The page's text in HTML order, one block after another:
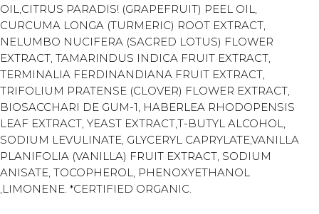
OIL,CITRUS PARADIS! (GRAPEFRUIT) PEEL OIL,
CURCUMA LONGA (TURMERIC) ROOT EXTRACT,
NELUMBO NUCIFERA (SACRED LOTUS) FLOWER
EXTRACT, TAMARINDUS INDICA FRUIT EXTRACT,
TERMINALIA FERDINANDIANA FRUIT EXTRACT,
TRIFOLIUM PRATENSE (CLOVER) FLOWER EXTRACT,
BIOSACCHARI DE GUM-1, HABERLEA RHODOPENSIS
LEAF EXTRACT, YEAST EXTRACT,T-BUTYL ALCOHOL,
SODIUM LEVULINATE, GLYCERYL CAPRYLATE,VANILLA
PLANIFOLIA (VANILLA) FRUIT EXTRACT, SODIUM
ANISATE, TOCOPHEROL, PHENOXYETHANOL
,LIMONENE. *CERTIFIED ORGANIC.